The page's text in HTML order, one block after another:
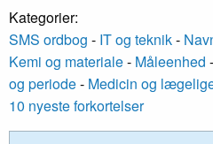
Kategorier:
SMS ordbog - IT og teknik-
Kemi og materiale- Måleenhed -
og periode- Medicin og
10 nyeste forkortelser